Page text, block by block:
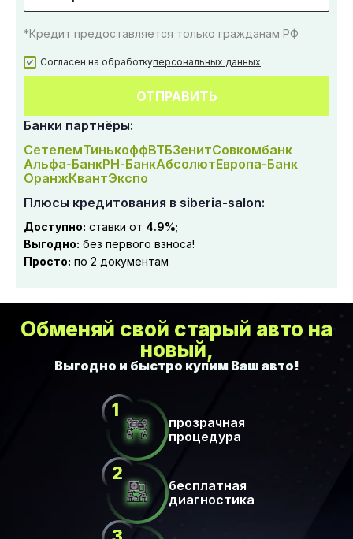
*Кредит предоставляется только гражданам РФ
Согласен на обработкуперсональных данных
ОТПРАВИТЬ
Банки партнёры:
СетелемТинькоффВТБЗенитСовкомбанк
Альфа-БанкРН-БанкАбсолютЕвропа-Банк
ОранжКвантЭкспо
Плюсы кредитования в siberia-salon:
Доступно: ставки от 4.9%;
Выгодно: без первого взноса!
Просто: по 2 документам
Обменяй свой старый авто на
новый,
прозрачная
процедура
бесплатная
диагностика